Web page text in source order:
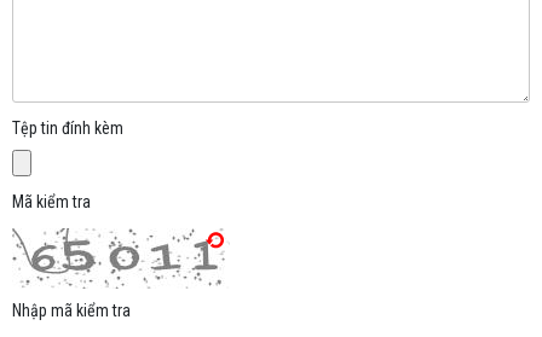
Tệp tin đính kèm
Mã kiểm tra
Nhập mã kiểm tra